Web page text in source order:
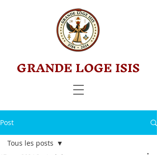
GRANDE LOGE ISIS
Post
Tous les posts